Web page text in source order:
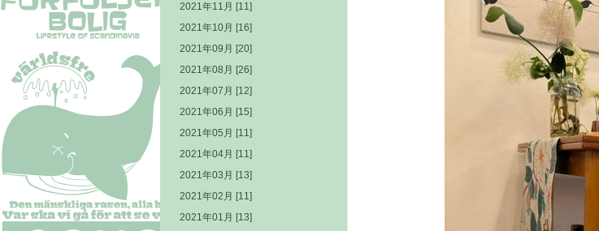
2021年11月 [11]
2021年10月 [16]
2021年09月 [20]
2021年08月 [26]
2021年07月 [12]
2021年06月 [15]
2021年05月 [11]
2021年04月 [11]
2021年03月 [13]
2021年02月 [11]
2021年01月 [13]